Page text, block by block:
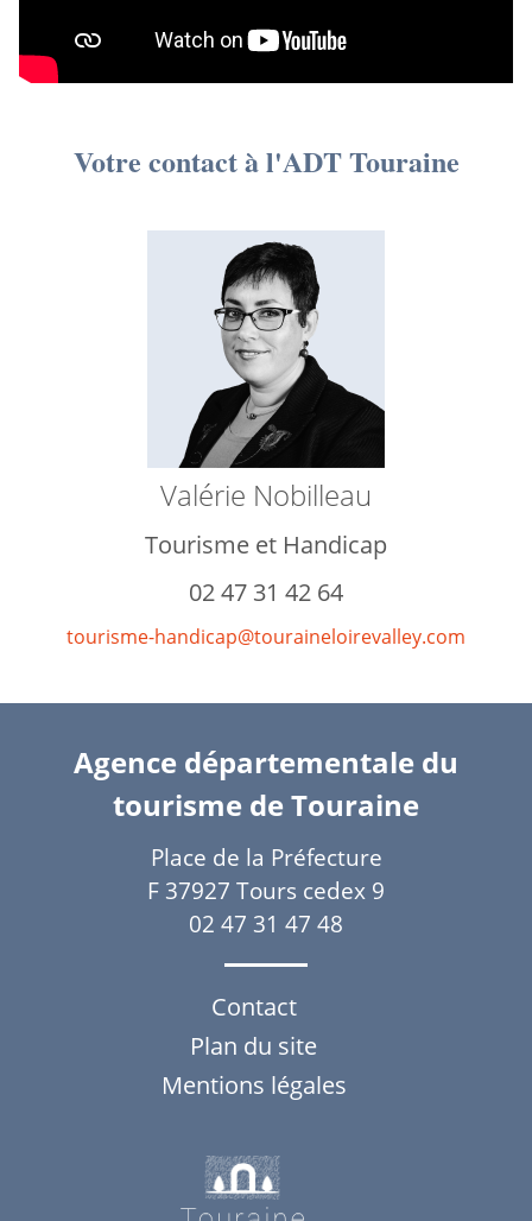
Votre contact à l'ADT Touraine
Valérie Nobilleau
Tourisme et Handicap
02 47 31 42 64
tourisme-handicap@touraineloirevalley.com
Agence départementale du
tourisme de Touraine
Place de la Préfecture
F 37927 Tours cedex 9
02 47 31 47 48
Contact
Plan du site
Mentions légales